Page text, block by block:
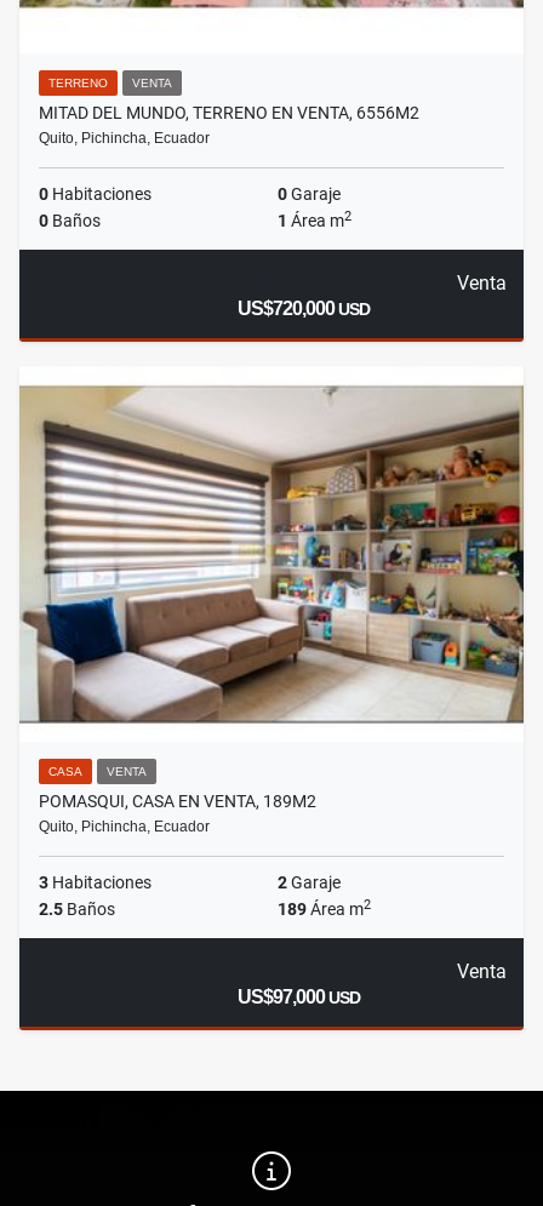
TERRENO VENTA
MITAD DEL MUNDO, TERRENO EN VENTA, 6556M2
Quito, Pichincha, Ecuador
0 Habitaciones 0Garaje
0 Baños 1 Área m2
Venta
US$720,000USD
CASA VENTA
POMASQUI, CASA EN VENTA, 189M2
Quito, Pichincha, Ecuador
3 Habitaciones 2Garaje
2.5 Baños 189Área m2
Venta
US$97,000USD